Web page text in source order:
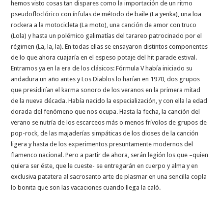
hemos visto cosas tan dispares como la importación de un ritmo
pseudofloclórico con ínfulas de método de baile (La yenka), una loa
rockera a la motocicleta (La moto), una canción de amor con truco
(Lola) y hasta un polémico galimatías del tarareo patrocinado por el
régimen (La, la, la). En todas ellas se ensayaron distintos componentes
de lo que ahora cuajaría en el espeso potaje del hit parade estival.
Entramos ya en la era de los clásicos: Fórmula V había iniciado su
andadura un año antes y Los Diablos lo harían en 1970, dos grupos
que presidirían el karma sonoro de los veranos en la primera mitad
de la nueva década. Había nacido la especialización, y con ella la edad
dorada del fenómeno que nos ocupa. Hasta la fecha, la canción del
verano se nutría de los escarceos más o menos frívolos de grupos de
pop-rock, de las majaderías simpáticas de los dioses de la canción
ligera y hasta de los experimentos presuntamente modernos del
flamenco nacional. Pero a partir de ahora, serán legión los que –quien
quiera ser éste, que le cueste- se entregarán en cuerpo y alma y en
exclusiva patatera al sacrosanto arte de plasmar en una sencilla copla
lo bonita que son las vacaciones cuando llega la caló.